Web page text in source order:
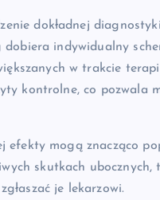
dokładnej
indywidualny
w trakcie
kontrolne, co pozwala
efekty mogą znacząco
skutkach ubocznych,
je lekarzowi.